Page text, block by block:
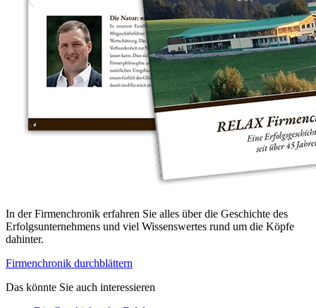
In der Firmenchronik erfahren Sie alles über die Geschichte des
Erfolgsunternehmens und viel Wissenswertes rund um die Köpfe
dahinter.
Firmenchronik durchblättern
Das könnte Sie auch interessieren